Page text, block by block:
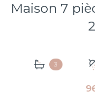
Maison 7 pièce(s) 6 chambre(s)
3